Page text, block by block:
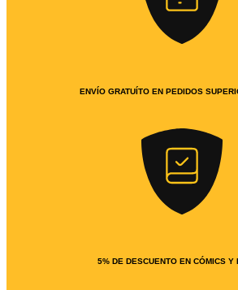
ENVÍO GRATUÍTO EN PEDIDOS
5% DE DESCUENTO EN CÓMICS Y